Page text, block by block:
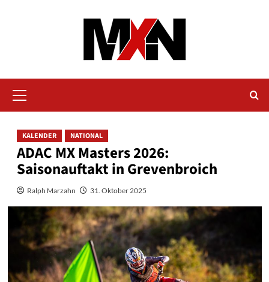
Menü
KALENDER NATIONAL
ADAC MX Masters 2026:
Saisonauftakt in Grevenbroich
Ralph Marzahn 31. Oktober 2025